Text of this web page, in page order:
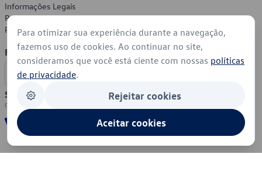
Informações Legais
Política de Privacidade
Política de Cookies
Formas de Pagamento
Segurança
Para otimizar sua experiência durante a navegação,
fazemos uso de cookies. Ao continuar no site,
consideramos que você está ciente com nossas políticas
de privacidade.
Rejeitar cookies
Aceitar cookies